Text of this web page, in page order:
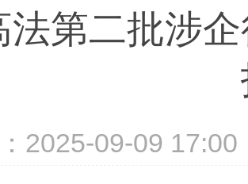
法第二批涉
：2025-09-09